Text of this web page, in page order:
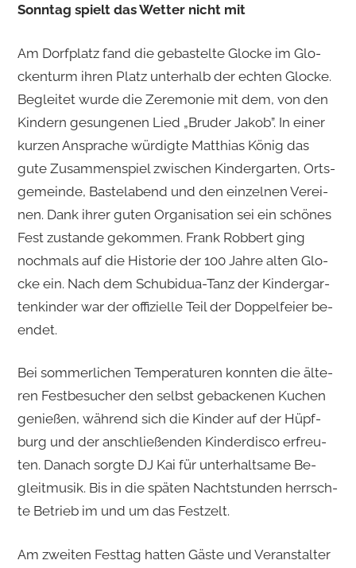
Sonn­tag spielt das Wet­ter nicht mit
Am Dorf­platz fand die ge­bas­tel­te Glo­cke im Glo­
cken­turm ihren Platz un­ter­halb der ech­ten Glo­cke.
Be­glei­tet wurde die Ze­re­mo­nie mit dem, von den
Kin­dern ge­sun­ge­nen Lied „Bru­der Jakob”. In einer
kur­zen An­spra­che wür­dig­te Mat­thi­as König das
gute Zu­sam­men­spiel zwi­schen Kin­der­gar­ten, Orts­
ge­mein­de, Bas­tel­abend und den ein­zel­nen Ver­ei­
nen. Dank ihrer guten Or­ga­ni­sa­ti­on sei ein schö­nes
Fest zu­stan­de ge­kom­men. Frank Rob­bert ging
noch­mals auf die His­to­rie der 100 Jahre alten Glo­
cke ein. Nach dem Schu­bi­dua-Tanz der Kin­der­gar­
ten­kin­der war der of­fi­zi­el­le Teil der Dop­pel­fei­er be­
en­det.
Bei som­mer­li­chen Tem­pe­ra­tu­ren konn­ten die äl­te­
ren Fest­be­su­cher den selbst ge­ba­cke­nen Ku­chen
ge­nie­ßen, wäh­rend sich die Kin­der auf der Hüpf­
burg und der an­schlie­ßen­den Kin­der­dis­co er­freu­
ten. Da­nach sorg­te DJ Kai für un­ter­halt­sa­me Be­
gleit­mu­sik. Bis in die spä­ten Nacht­stun­den herrsch­
te Be­trieb im und um das Fest­zelt.
Am zwei­ten Fest­tag hat­ten Gäste und Ver­an­stal­ter